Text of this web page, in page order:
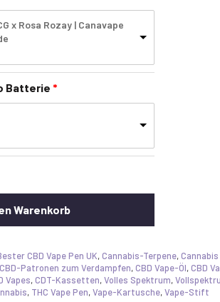
x Rosa Rozay | Canavape
Batterie
Warenkorb
CBD Vape Pen UK,Cannabis-Terpene,Cannabis
CBD-Patronen zum Verdampfen,CBD Vape-Öl,CBD
Vapes,CDT-Kassetten,Volles Spektrum,
, THC Vape Pen,Vape-Kartusche,Vape-Stift